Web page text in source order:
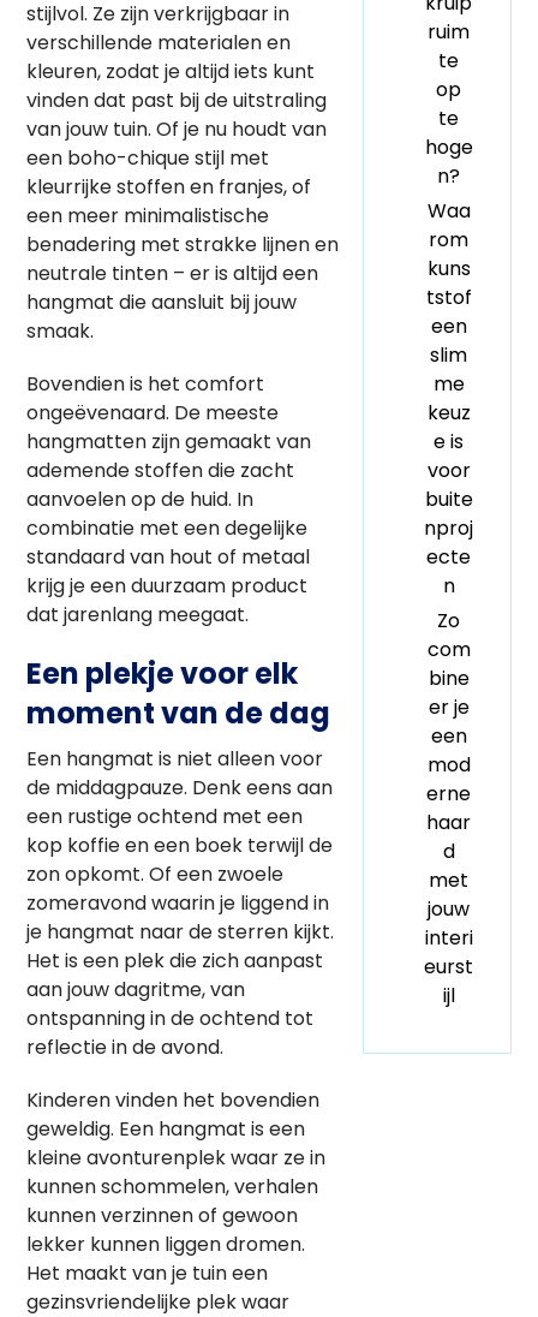
stijlvol. Ze zijn verkrijgbaar in
verschillende materialen en
kleuren, zodat je altijd iets kunt
vinden dat past bij de uitstraling
van jouw tuin. Of je nu houdt van
een boho-chique stijl met
kleurrijke stoffen en franjes, of
een meer minimalistische
benadering met strakke lijnen en
neutrale tinten – er is altijd een
hangmat die aansluit bij jouw
smaak.
Bovendien is het comfort
ongeëvenaard. De meeste
hangmatten zijn gemaakt van
ademende stoffen die zacht
aanvoelen op de huid. In
combinatie met een degelijke
standaard van hout of metaal
krijg je een duurzaam product
dat jarenlang meegaat.
Een plekje voor elk
moment van de dag
Een hangmat is niet alleen voor
de middagpauze. Denk eens aan
een rustige ochtend met een
kop koffie en een boek terwijl de
zon opkomt. Of een zwoele
zomeravond waarin je liggend in
je hangmat naar de sterren kijkt.
Het is een plek die zich aanpast
aan jouw dagritme, van
ontspanning in de ochtend tot
reflectie in de avond.
Kinderen vinden het bovendien
geweldig. Een hangmat is een
kleine avonturenplek waar ze in
kunnen schommelen, verhalen
kunnen verzinnen of gewoon
lekker kunnen liggen dromen.
Het maakt van je tuin een
gezinsvriendelijke plek waar
ruim
te
op
te
hoge
n?
Waa
rom
kuns
tstof
een
slim
me
keuz
e is
voor
buite
nproj
ecte
n
Zo
com
bine
er je
een
mod
erne
haar
d
met
jouw
interi
eurst
ijl